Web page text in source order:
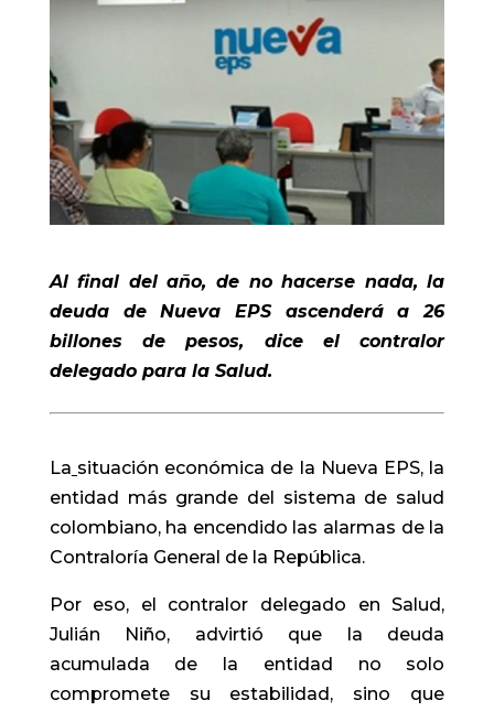
Al final del año, de no hacerse nada, la
deuda de Nueva EPS ascenderá a 26
billones de pesos, dice el contralor
delegado para la Salud.
La situación económica de la Nueva EPS, la
entidad más grande del sistema de salud
colombiano, ha encendido las alarmas de la
Contraloría General de la República.
Por eso, el contralor delegado en Salud,
Julián Niño, advirtió que la deuda
acumulada de la entidad no solo
compromete su estabilidad, sino que